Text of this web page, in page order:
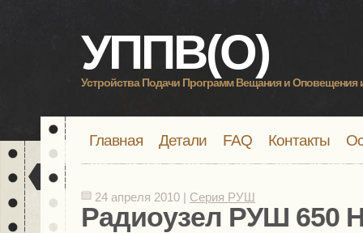
УППВ(О)
Устройства Подачи Программ Вещания и Оповещения
Главная Детали FAQ Контакты
24 апреля 2010 | Серия РУШ
Радиоузел РУШ 650